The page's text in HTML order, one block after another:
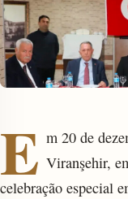
E m 20 de
Viranşehir,
celebração especial